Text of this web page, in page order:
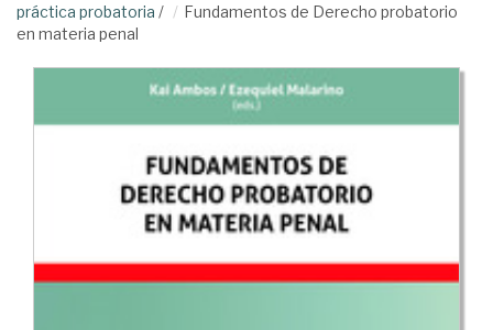
práctica probatoria /
Fundamentos de Derecho probatorio
en materia penal